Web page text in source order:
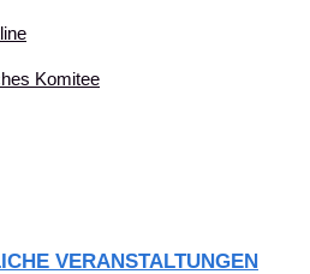
Komitee
VERANSTALTUNGEN